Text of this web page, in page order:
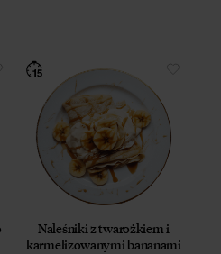
Naleśniki z twarożkiem i
karmelizowanymi bananami